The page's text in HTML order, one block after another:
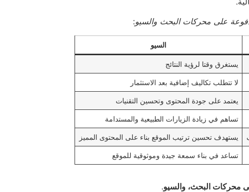
على محركات البحث والسيو:
السيو
يستغرق وقتا لرؤية النتائج
لا تتطلب تكاليف إضافية بعد الاستثمار
يعتمد على جودة المحتوى وتحسين التقنيات
تساهم في زيادة الزيارات الطبيعية والمستدامة
يستهدف تحسين ترتيب الموقع بناء على المحتوى المميز
تساعد في بناء سمعة جيدة وموثوقية للموقع
محركات البحث، والسيو.